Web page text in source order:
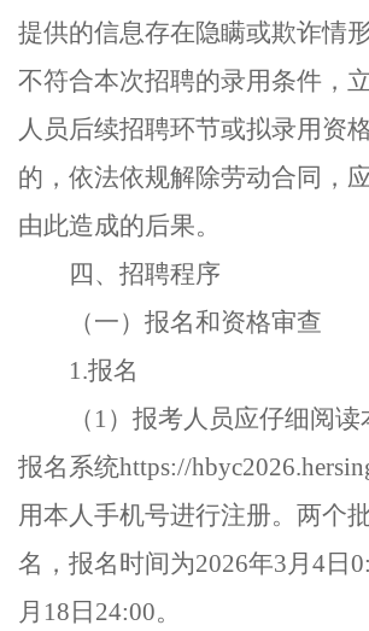
提供的信息存在隐瞒或欺诈情
不符合本次招聘的录用条件，
人员后续招聘环节或拟录用资
的，依法依规解除劳动合同，
由此造成的后果。
四、招聘程序
（一）报名和资格审查
1.报名
（ 1 ）报考人员应仔细阅
报名系统https://
用本人手机号进行注册。两个
名，报名时间为2026年3月 4日
月 18 日 24:00。